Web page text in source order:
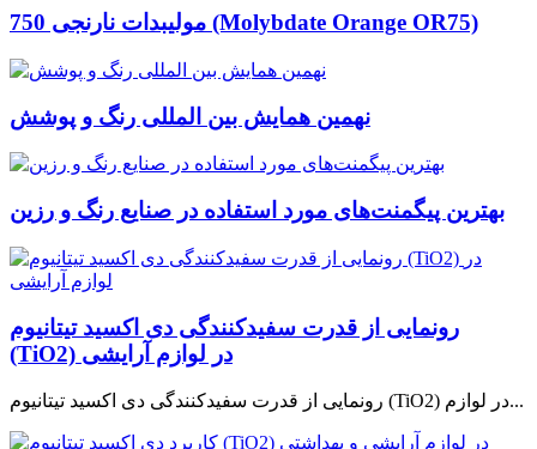
مولیبدات نارنجی 750 (Molybdate Orange OR75)
نهمین همایش بین المللی رنگ و پوشش
بهترین پیگمنت‌های مورد استفاده در صنایع رنگ و رزین
رونمایی از قدرت سفید‌کنندگی دی اکسید تیتانیوم
(TiO2) در لوازم آرایشی
رونمایی از قدرت سفید‌کنندگی دی اکسید تیتانیوم (TiO2) در لوازم...